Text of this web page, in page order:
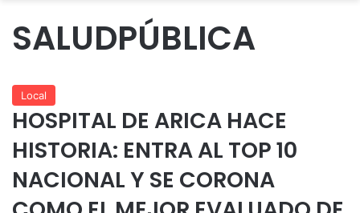
SALUDPÚBLICA
Local
HOSPITAL DE ARICA HACE
HISTORIA: ENTRA AL TOP 10
NACIONAL Y SE CORONA